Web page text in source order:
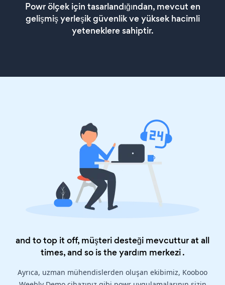
Powr ölçek için tasarlandığından, mevcut en
gelişmiş yerleşik güvenlik ve yüksek hacimli
yeteneklere sahiptir.
and to top it off, müşteri desteği mevcuttur at all
times, and so is theyardım merkezi.
Ayrıca, uzman mühendislerden oluşan ekibimiz, Kooboo